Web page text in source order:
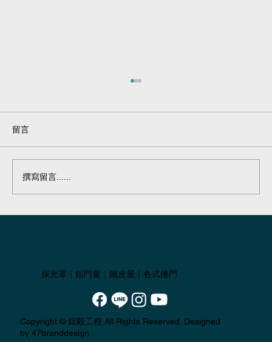
留言
撰寫留言......
採光罩｜鋁門窗｜鐵皮屋｜各式捲門
Copyright ©鋐毅工程 All Rights Reserved. Designed
by 47branddesign.